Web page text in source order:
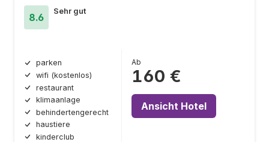
8.6
Sehr gut
parken
wifi (kostenlos)
restaurant
klimaanlage
behindertengerecht
haustiere
kinderclub
Ab
160 €
Ansicht Hotel